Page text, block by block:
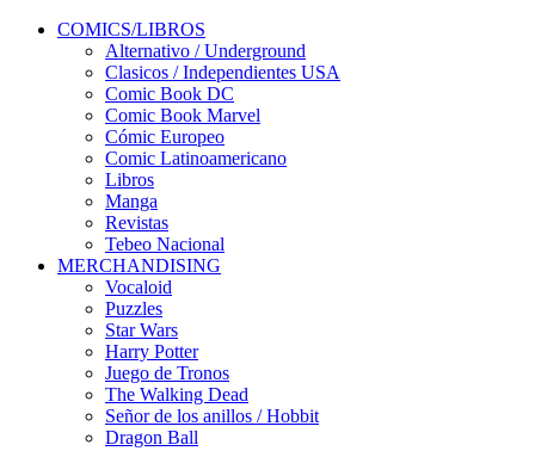
COMICS/LIBROS
Alternativo / Underground
Clasicos / Independientes USA
Comic Book DC
Comic Book Marvel
Cómic Europeo
Comic Latinoamericano
Libros
Manga
Revistas
Tebeo Nacional
MERCHANDISING
Vocaloid
Puzzles
Star Wars
Harry Potter
Juego de Tronos
The Walking Dead
Señor de los anillos / Hobbit
Dragon Ball